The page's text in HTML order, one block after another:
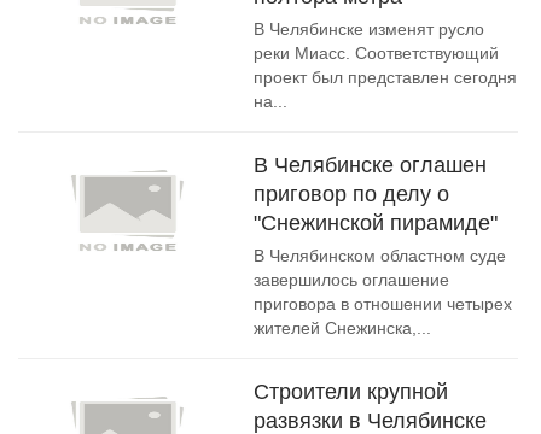
В Челябинске изменят русло
реки Миасс. Соответствующий
проект был представлен сегодня
на...
В Челябинске оглашен
приговор по делу о
"Снежинской пирамиде"
В Челябинском областном суде
завершилось оглашение
приговора в отношении четырех
жителей Снежинска,...
Строители крупной
развязки в Челябинске